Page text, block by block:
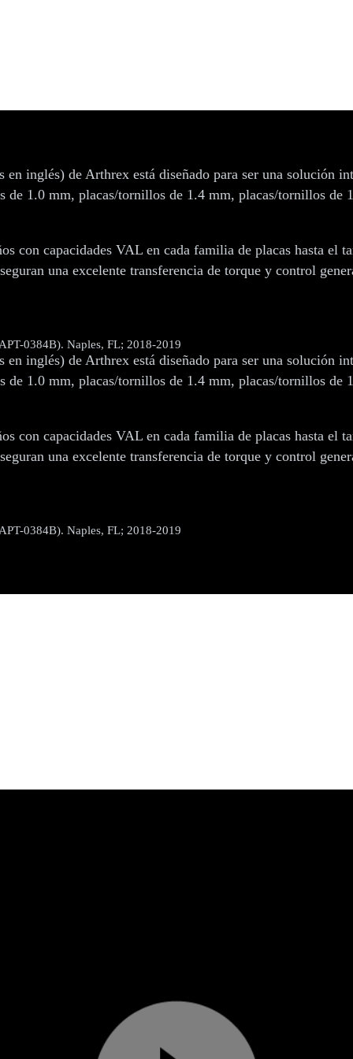
inglés) de Arthrex está diseñado para ser una solución
de 1.0 mm, placas/tornillos de 1.4 mm, placas/tornillos
con capacidades VAL en cada familia de placas hasta el
una excelente transferencia de torque y control
0384B). Naples, FL; 2018-2019
inglés) de Arthrex está diseñado para ser una solución
1.0 mm, placas/tornillos de 1.4 mm, placas/tornillos
con capacidades VAL en cada familia de placas hasta el
una excelente transferencia de torque y control
0384B). Naples, FL; 2018-2019